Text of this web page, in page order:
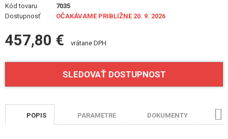
ZĽAVY, AKCIE
KONTAKT
Kód tovaru
7035
Dostupnosť
OČAKÁVAME PRIBLIŽNE 20. 9. 2026
457,80 € vrátane DPH
SLEDOVAŤ DOSTUPNOST
POPIS PARAMETRE DOKUMENTY